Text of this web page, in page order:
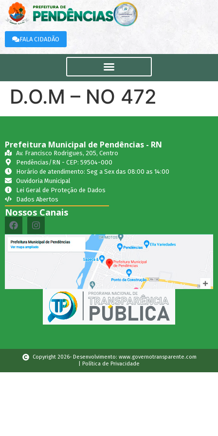
FALA CIDADÃO
D.O.M – NO 472
Prefeitura Municipal de Pendências - RN
Av. Francisco Rodrigues, 205, Centro
Pendências/RN - CEP: 59504-000
Horário de atendimento: Seg a Sex das 08:00 as 14:00
Ouvidoria Municipal
Lei Geral de Proteção de Dados
Dados Abertos
Nossos Canais
Copyright 2026- Desenvolvimento: www.governotransparente.com
| Política de Privacidade